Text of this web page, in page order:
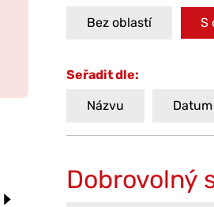
Bez oblastí S
Seřadit dle:
Názvu
Dobrovolný